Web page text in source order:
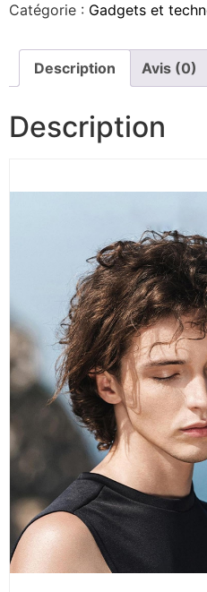
Catégorie : Gadgets et
Description Avis (0)
Description